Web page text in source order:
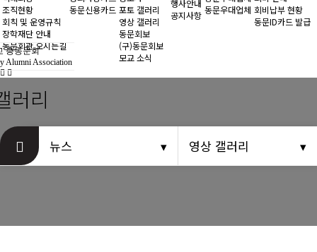
역대회장
조직현황
회칙 및 운영규칙
장학재단 안내
동문회관 오시는길
조직현황
회칙 및 운영규칙
장학재단 안내
동문회관 오시는길
동문신용카드 포토 갤러리
영상 갤러리
동문회보
(구)동문회보
모교 소식
행사안내
공지사항 동문우대업체 회비납부 현황
동문ID카드 발급
총동문회
Alumni Association
러리
뉴스 영상 갤러리